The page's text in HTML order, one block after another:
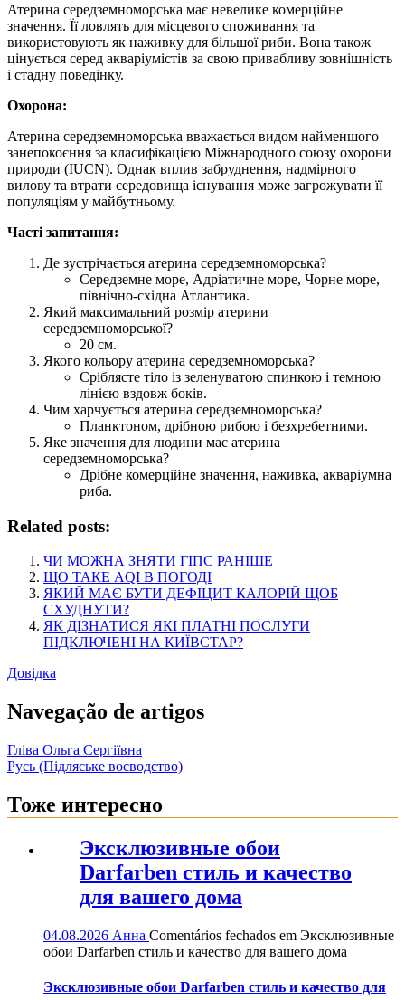
Атерина середземноморська має невелике комерційне
значення. Її ловлять для місцевого споживання та
використовують як наживку для більшої риби. Вона також
цінується серед акваріумістів за свою привабливу зовнішність
і стадну поведінку.
Охорона:
Атерина середземноморська вважається видом найменшого
занепокоєння за класифікацією Міжнародного союзу охорони
природи (IUCN). Однак вплив забруднення, надмірного
вилову та втрати середовища існування може загрожувати її
популяціям у майбутньому.
Часті запитання:
Де зустрічається атерина середземноморська?
Середземне море, Адріатичне море, Чорне море,
північно-східна Атлантика.
Який максимальний розмір атерини
середземноморської?
20 см.
Якого кольору атерина середземноморська?
Сріблясте тіло із зеленуватою спинкою і темною
лінією вздовж боків.
Чим харчується атерина середземноморська?
Планктоном, дрібною рибою і безхребетними.
Яке значення для людини має атерина
середземноморська?
Дрібне комерційне значення, наживка, акваріумна
риба.
Related posts:
ЧИ МОЖНА ЗНЯТИ ГІПС РАНІШЕ
ЩО ТАКЕ AQI В ПОГОДІ
ЯКИЙ МАЄ БУТИ ДЕФІЦИТ КАЛОРІЙ ЩОБ
СХУДНУТИ?
ЯК ДІЗНАТИСЯ ЯКІ ПЛАТНІ ПОСЛУГИ
ПІДКЛЮЧЕНІ НА КИЇВСТАР?
Довідка
Navegação de artigos
Гліва Ольга Сергіївна
Русь (Підляське воєводство)
Тоже интересно
Эксклюзивные обои
Darfarben стиль и качество
для вашего дома
04.08.2026 Анна Comentários fechados em Эксклюзивные
обои Darfarben стиль и качество для вашего дома
Эксклюзивные обои Darfarben стиль и качество для